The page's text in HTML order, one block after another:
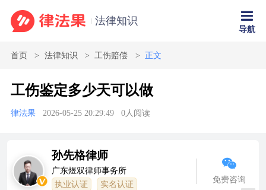
法律知识
导航
首页 法律知识 工伤赔偿 正文
工伤鉴定多少天可以做
律法果 2026-05-25 20:29:49 0人阅读
孙先格律师
广东煜双律师事务所
执业认证 实名认证
免费咨询